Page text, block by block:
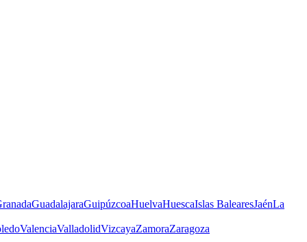
GuadalajaraGuipúzcoaHuelvaHuescaIslas BalearesJaénLa
ValenciaValladolidVizcayaZamoraZaragoza